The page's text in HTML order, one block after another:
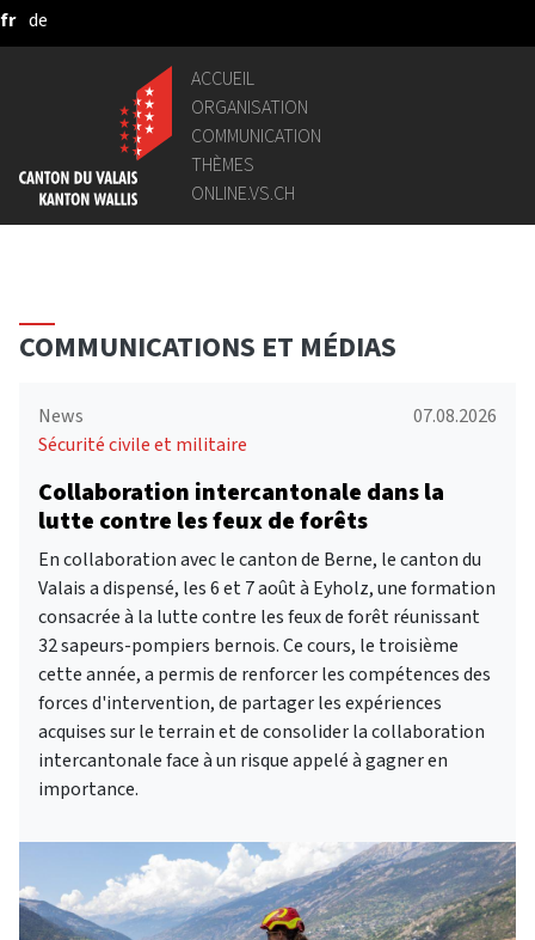
Saut au contenu principal
fr de
ACCUEIL
ORGANISATION
COMMUNICATION
THÈMES
ONLINE.VS.CH
COMMUNICATIONS ET MÉDIAS
News
07.08.2026
Sécurité civile et militaire
Collaboration intercantonale dans la
lutte contre les feux de forêts
En collaboration avec le canton de Berne, le canton du
Valais a dispensé, les 6 et 7 août à Eyholz, une formation
consacrée à la lutte contre les feux de forêt réunissant
32 sapeurs-pompiers bernois. Ce cours, le troisième
cette année, a permis de renforcer les compétences des
forces d'intervention, de partager les expériences
acquises sur le terrain et de consolider la collaboration
intercantonale face à un risque appelé à gagner en
importance.